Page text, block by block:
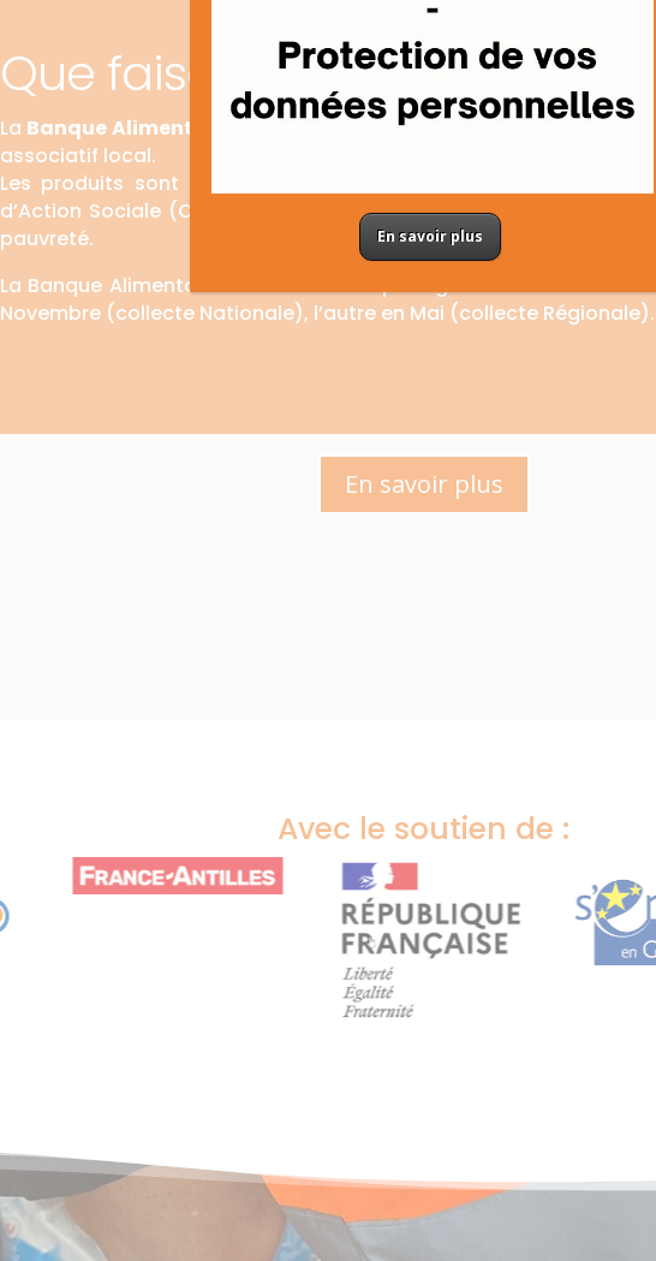
Que faisons-nous ?
La Banque Alimentaire de la Guadeloupe est un outil logistique
associatif local.
Les produits sont redistribués par le biais d’associations et
d’Action Sociale (CCAS) partenaires, en relation avec les
pauvreté.
La Banque Alimentaire de la Guadeloupe organise 2 collectes
Novembre (collecte Nationale), l’autre en Mai (collecte Régionale).
En savoir plus
Avec le soutien de :
En savoir plus